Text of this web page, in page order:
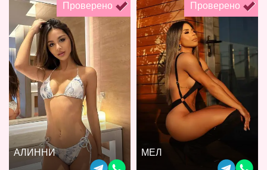
Проверено
АЛИННИ
Проверено
МЕЛ